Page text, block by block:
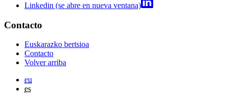
Linkedin (se abre en nueva ventana)
Contacto
Euskarazko bertsioa
Contacto
Volver arriba
eu
es